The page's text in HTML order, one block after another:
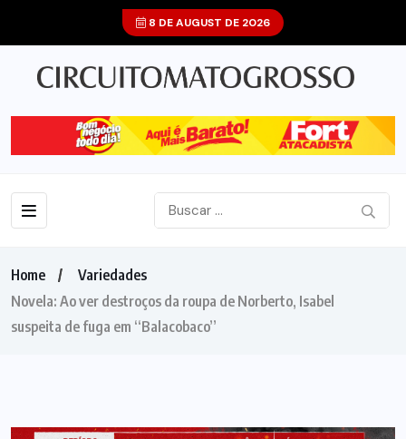
8 DE AUGUST DE 2026
Home
Variedades
Novela: Ao ver destroços da roupa de Norberto, Isabel
suspeita de fuga em “Balacobaco”